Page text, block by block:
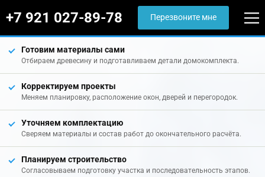
+7 921 027-89-78 Перезвоните мне
Готовим материалы сами
Отбираем древесину и подготавливаем детали домокомплекта.
Корректируем проекты
Меняем планировку, расположение окон, дверей и перегородок.
Уточняем комплектацию
Сверяем материалы и состав работ до окончательного расчёта.
Планируем строительство
Согласовываем подготовку участка и последовательность этапов.